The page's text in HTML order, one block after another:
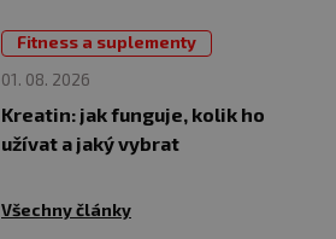
01. 08. 2026
Fitness a suplementy
Kreatin: jak funguje, kolik ho
užívat a jaký vybrat
Všechny články